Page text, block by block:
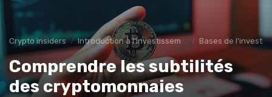
Crypto insiders Introduction à l'Investissement en Cryptomonnaies Bases de
Comprendre les subtilités
des cryptomonnaies